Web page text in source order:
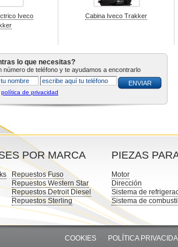
Iveco
Cabina Iveco Trakker
lo que necesitas?
número de teléfono y te ayudamos a encontrarlo
política de privacidad
POR MARCA
Repuestos Fuso
Repuestos Western Star
Repuestos Detroit Diesel
Repuestos Sterling
PIEZAS
Motor
Dirección
Sistema de
Sistema de
COOKIES POLÍTICA